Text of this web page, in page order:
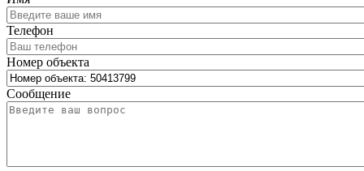
Телефон
Номер объекта
Сообщение